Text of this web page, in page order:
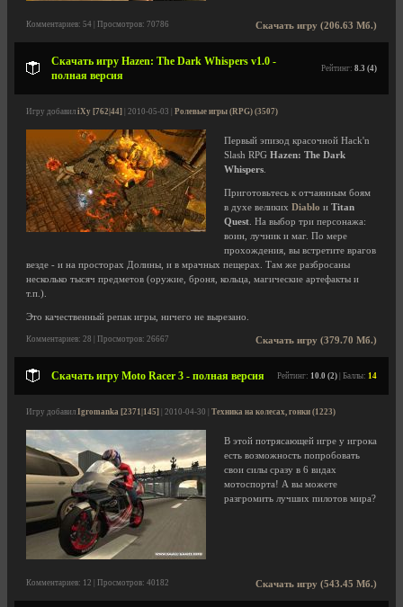
Скачать игру (206.63 Мб.)
Комментариев: 54 | Просмотров: 70786
Скачать игру Hazen: The Dark Whispers v1.0 -
полная версия
Рейтинг: 8.3 (4)
Игру добавил iXy [762|44] | 2010-05-03 | Ролевые игры (RPG) (3507)
Первый эпизод красочной Hack'n
Slash RPG Hazen: The Dark
Whispers
Приготовьтесь к отчаянным боям
в духе великих Diablo и Titan
Quest . На выбор три персонажа:
воин, лучник и маг. По мере
прохождения, вы встретите врагов
везде - и на просторах Долины, и в мрачных пещерах. Там же разбросаны
несколько тысяч предметов (оружие, броня, кольца, магические артефакты и
т.п.).
Это качественный репак игры, ничего не вырезано.
Скачать игру (379.70 Мб.)
Комментариев: 28 | Просмотров: 26667
Скачать игру Moto Racer 3 - полная версия Рейтинг: 10.0 (2) | Баллы: 14
Игру добавил Igromanka [2371|145] | 2010-04-30 | Техника на колесах, гонки (1223)
В этой потрясающей игре у игрока
есть возможность попробовать
свои силы сразу в 6 видах
мотоспорта! А вы можете
разгромить лучших пилотов мира?
Скачать игру (543.45 Мб.)
Комментариев: 12 | Просмотров: 40182